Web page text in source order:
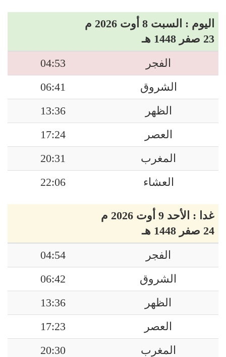
اليوم : السبت 8 أوت 2026 م
23 صفر 1448 هـ
الفجر
04:53
الشروق
06:41
الظهر
13:36
العصر
17:24
المغرب
20:31
العشاء
22:06
غدا : الأحد 9 أوت 2026 م
24 صفر 1448 هـ
الفجر
04:54
الشروق
06:42
الظهر
13:36
العصر
17:23
المغرب
20:30